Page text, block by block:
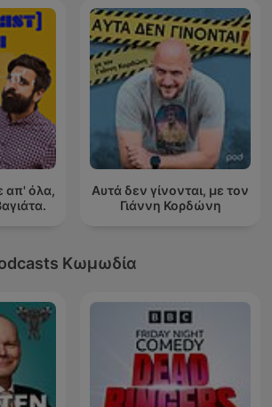
απ' όλα,
Αυτά δεν γίνονται, με τον
Γιάννη Κορδώνη
Κωμωδία